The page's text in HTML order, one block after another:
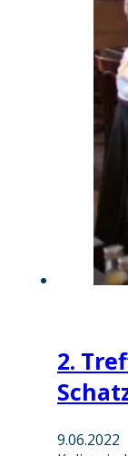
2.
9.06.2022